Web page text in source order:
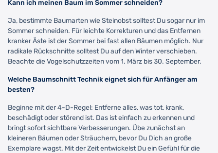
Kann ich meinen Baum im Sommer schneiden?
Ja, bestimmte Baumarten wie Steinobst solltest Du sogar nur im
Sommer schneiden. Für leichte Korrekturen und das Entfernen
kranker Äste ist der Sommer bei fast allen Bäumen möglich. Nur
radikale Rückschnitte solltest Du auf den Winter verschieben.
Beachte die Vogelschutzzeiten vom 1. März bis 30. September.
Welche Baumschnitt Technik eignet sich für Anfänger am
besten?
Beginne mit der 4-D-Regel: Entferne alles, was tot, krank,
beschädigt oder störend ist. Das ist einfach zu erkennen und
bringt sofort sichtbare Verbesserungen. Übe zunächst an
kleineren Bäumen oder Sträuchern, bevor Du Dich an große
Exemplare wagst. Mit der Zeit entwickelst Du ein Gefühl für die